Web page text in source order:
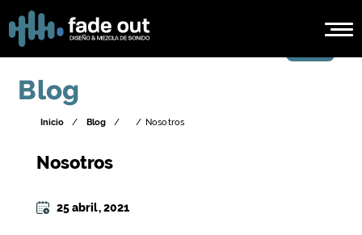
Blog
Inicio / Blog / / Nosotros
Nosotros
25 abril, 2021